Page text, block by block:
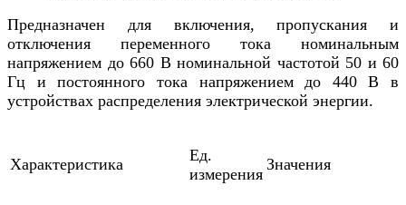
Предназначен для включения, пропускания и
отключения переменного тока номинальным
напряжением до 660 В номинальной частотой 50 и 60
Гц и постоянного тока напряжением до 440 В в
устройствах распределения электрической энергии.
Характеристика
Ед.
измерения
Значения